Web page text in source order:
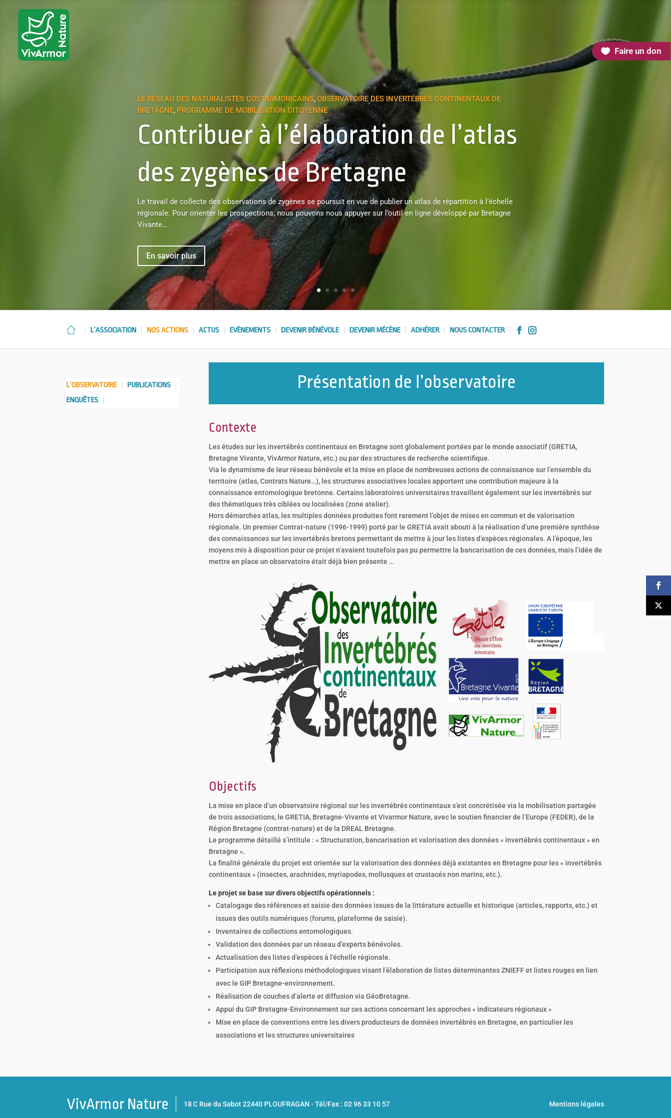
Faire un don
LE RÉSEAU DES NATURALISTES COSTARMORICAINS,OBSERVATOIRE DES INVERTÉBRÉS CONTINENTAUX DE
BRETAGNE, PROGRAMME DE MOBILISATION CITOYENNE
Contribuer à l’élaboration de l’atlas
des zygènes de Bretagne
Le travail de collecte des observations de zygènes se poursuit en vue de publier un atlas de répartition à l’échelle
régionale. Pour orienter les prospections, nous pouvons nous appuyer sur l’outil en ligne développé par Bretagne
Vivante…
En savoir plus
L’ASSOCIATION NOS ACTIONS ACTUS EVÈNEMENTS DEVENIR BÉNÉVOLE DEVENIR MÉCÈNE ADHÉRER NOUS CONTACTER  
L’OBSERVATOIRE
PUBLICATIONS
ENQUÊTES
Présentation de l’observatoire
Contexte
Les études sur les invertébrés continentaux en Bretagne sont globalement portées par le monde associatif (GRETIA,
Bretagne Vivante, VivArmor Nature, etc.) ou par des structures de recherche scientifique.
Via le dynamisme de leur réseau bénévole et la mise en place de nombreuses actions de connaissance sur l’ensemble du
territoire (atlas, Contrats Nature…), les structures associatives locales apportent une contribution majeure à la
connaissance entomologique bretonne. Certains laboratoires universitaires travaillent également sur les invertébrés sur
des thématiques très ciblées ou localisées (zone atelier).
Hors démarches atlas, les multiples données produites font rarement l’objet de mises en commun et de valorisation
régionale. Un premier Contrat-nature (1996-1999) porté par le GRETIA avait abouti à la réalisation d’une première synthèse
des connaissances sur les invertébrés bretons permettant de mettre à jour les listes d’espèces régionales. A l’époque, les
moyens mis à disposition pour ce projet n’avaient toutefois pas pu permettre la bancarisation de ces données, mais l’idée de
mettre en place un observatoire était déjà bien présente …
Objectifs
La mise en place d’un observatoire régional sur les invertébrés continentaux s’est concrétisée via la mobilisation partagée
de trois associations, le GRETIA, Bretagne-Vivante et Vivarmor Nature, avec le soutien financier de l’Europe (FEDER), de la
Région Bretagne (contrat-nature) et de la DREAL Bretagne.
Le programme détaillé s’intitule : « Structuration, bancarisation et valorisation des données « invertébrés continentaux » en
Bretagne ».
La finalité générale du projet est orientée sur la valorisation des données déjà existantes en Bretagne pour les « invertébrés
continentaux » (insectes, arachnides, myriapodes, mollusques et crustacés non marins, etc.).
Le projet se base sur divers objectifs opérationnels :
Catalogage des références et saisie des données issues de la littérature actuelle et historique (articles, rapports, etc.) et
issues des outils numériques (forums, plateforme de saisie).
Inventaires de collections entomologiques.
Validation des données par un réseau d’experts bénévoles.
Actualisation des listes d’espèces à l’échelle régionale.
Participation aux réflexions méthodologiques visant l’élaboration de listes déterminantes ZNIEFF et listes rouges en lien
avec le GIP Bretagne-environnement.
Réalisation de couches d’alerte et diffusion via GéoBretagne.
Appui du GIP Bretagne-Environnement sur ces actions concernant les approches « indicateurs régionaux »
Mise en place de conventions entre les divers producteurs de données invertébrés en Bretagne, en particulier les
associations et les structures universitaires
VivArmor Nature 18 C Rue du Sabot 22440 PLOUFRAGAN -Tél/Fax : 02 96 33 10 57 Mentions légales